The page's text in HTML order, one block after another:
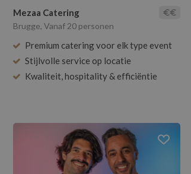
Mezaa Catering
Brugge, Vanaf 20 personen
Premium catering voor elk type event
Stijlvolle service op locatie
Kwaliteit, hospitality & efficiëntie